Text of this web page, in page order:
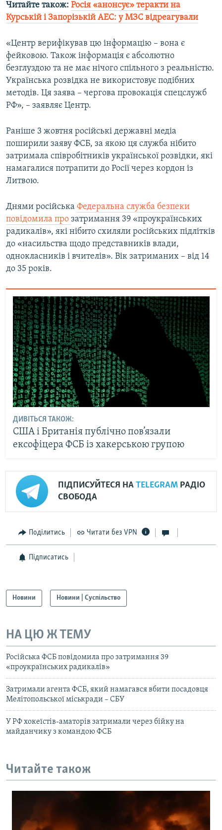
Читайте також: Росія «анонсує» теракти на
Курській і Запорізькій АЕС: у МЗС відреагували
«Центр верифікував цю інформацію – вона є
фейковою. Також інформація є абсолютно
безглуздою та не має нічого спільного з реальністю.
Українська розвідка не використовує подібних
методів. Ця заява – чергова провокація спецслужб
РФ», – заявляє Центр.
Раніше 3 жовтня російські державні медіа
поширили заяву ФСБ, за якою ця служба нібито
затримала співробітників української розвідки, які
намагалися потрапити до Росії через кордон із
Литвою.
Днями російська Федеральна служба безпеки
повідомила про затримання 39 «проукраїнських
радикалів», які нібито схиляли російських підлітків
до «насильства щодо представників влади,
однокласників і вчителів». Вік затриманих – від 14
до 35 років.
ДИВІТЬСЯ ТАКОЖ:
США і Британія публічно пов’язали
ексофіцера ФСБ із хакерською групою
ПІДПИСУЙТЕСЯ НА TELEGRAM РАДІО
СВОБОДА
Поділитись Читати без VPN
Підписатись
Новини Новини | Суспільство
НА ЦЮ Ж ТЕМУ
Російська ФСБ повідомила про затримання 39
«проукраїнських радикалів»
Затримали агента ФСБ, який намагався вбити посадовця
Мелітопольської міськради – СБУ
У РФ хокеїстів-аматорів затримали через бійку на
майданчику з командою ФСБ
Читайте також